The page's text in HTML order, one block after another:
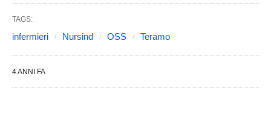
TAGS:
infermieri Nursind OSS Teramo
4 ANNI FA